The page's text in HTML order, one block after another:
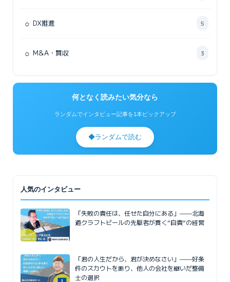
○ DX推進 5
○ M&A・買収 3
何となく読みたい気分なら
ランダムでインタビュー記事を1本ピックアップ
◆ランダムで読む
人気のインタビュー
「失敗の責任は、任せた自分にある」——北海
道クラフトビールの先駆者が貫く”自責”の経営
「君の人生だから、君が決めなさい」——好条
件のスカウトを断り、他人の会社を継いだ整備
士の選択